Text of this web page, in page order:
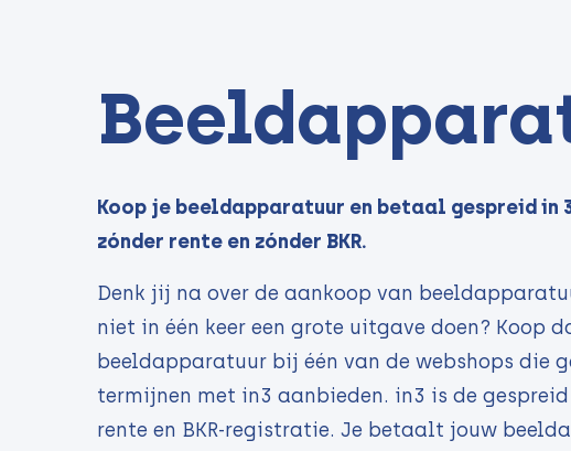
Koop je beeldapparatuur en betaal gespreid in
zónder rente en zónder BKR.
Denk jij na over de aankoop van
niet in één keer een grote uitgave doen? Koop
beeldapparatuur bij één van de webshops die
termijnen met in3 aanbieden. in3 is de
rente en BKR-registratie. Je betaalt jouw